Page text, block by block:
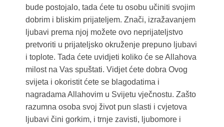
bude postojalo, tada ćete tu osobu učiniti svojim
dobrim i bliskim prijateljem. Znači, izražavanjem
ljubavi prema njoj možete ovo neprijateljstvo
pretvoriti u prijateljsko okruženje prepuno ljubavi
i toplote. Tada ćete uvidjeti koliko će se Allahova
milost na Vas spuštati. Vidjet ćete dobra Ovog
svijeta i okoristit ćete se blagodatima i
nagradama Allahovim u Svijetu vječnostu. Zašto
razumna osoba svoj život pun slasti i cvjetova
ljubavi čini gorkim, i trnje zavisti, ljubomore i